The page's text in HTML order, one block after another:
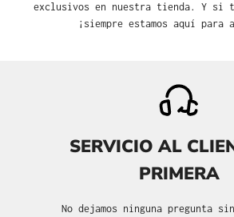
exclusivos en nuestra tienda. Y si
¡siempre estamos aquí para
SERVICIO AL
PRIMERA
No dejamos ninguna pregunta